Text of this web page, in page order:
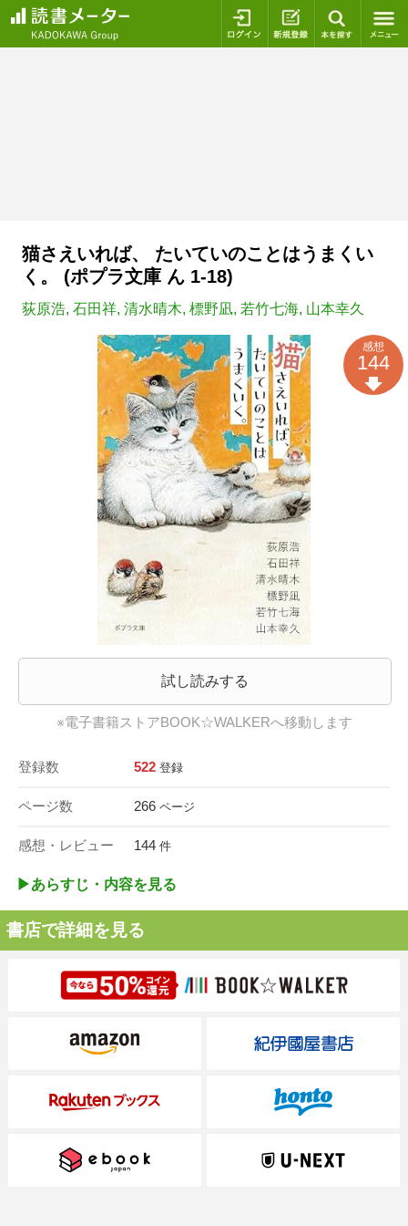
ログイン 新規登録
猫さえいれば、 たいていのことはうまくい
く。 (ポプラ文庫 ん 1-18)
荻原浩, 石田祥, 清水晴木, 標野凪, 若竹七海, 山本幸久
試し読みする
※電子書籍ストアBOOK☆WALKERへ移動します
登録数 522 登録
ページ数 266 ページ
感想・レビュー 144 件
感想
144
▶︎あらすじ・内容を見る
書店で詳細を見る